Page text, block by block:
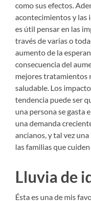
como sus efectos.
acontecimientos y las
es útil pensar en las
través de varias o
aumento de la
consecuencia del
mejores tratamientos
saludable. Los
tendencia puede ser
una persona se gasta
una demanda
ancianos, y tal vez
las familias que
Lluvia de
Ésta es una de mis